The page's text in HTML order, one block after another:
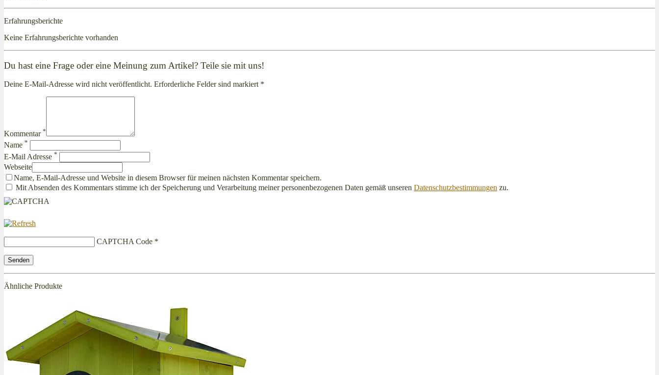
Erfahrungsberichte
Keine Erfahrungsberichte vorhanden
Du hast eine Frage oder eine Meinung zum Artikel? Teile sie mit uns!
Deine E-Mail-Adresse wird nicht veröffentlicht. Erforderliche Felder sind markiert *
Kommentar *
Name *
E-Mail Adresse *
Webseite
Name, E-Mail-Adresse und Website in diesem Browser für meinen nächsten Kommentar speichern.
Mit Absenden des Kommentars stimme ich der Speicherung und Verarbeitung meiner personenbezogenen Daten gemäß unseren Datenschutzbestimmungen zu.
CAPTCHA Code *
Ähnliche Produkte